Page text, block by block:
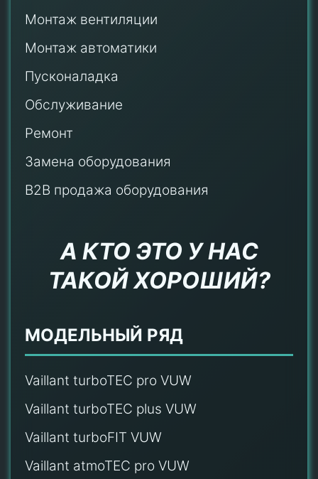
Монтаж вентиляции
Монтаж автоматики
Пусконаладка
Обслуживание
Ремонт
Замена оборудования
B2B продажа оборудования
А КТО ЭТО У НАС
ТАКОЙ ХОРОШИЙ?
МОДЕЛЬНЫЙ РЯД
Vaillant turboTEC pro VUW
Vaillant turboTEC plus VUW
Vaillant turboFIT VUW
Vaillant atmoTEC pro VUW